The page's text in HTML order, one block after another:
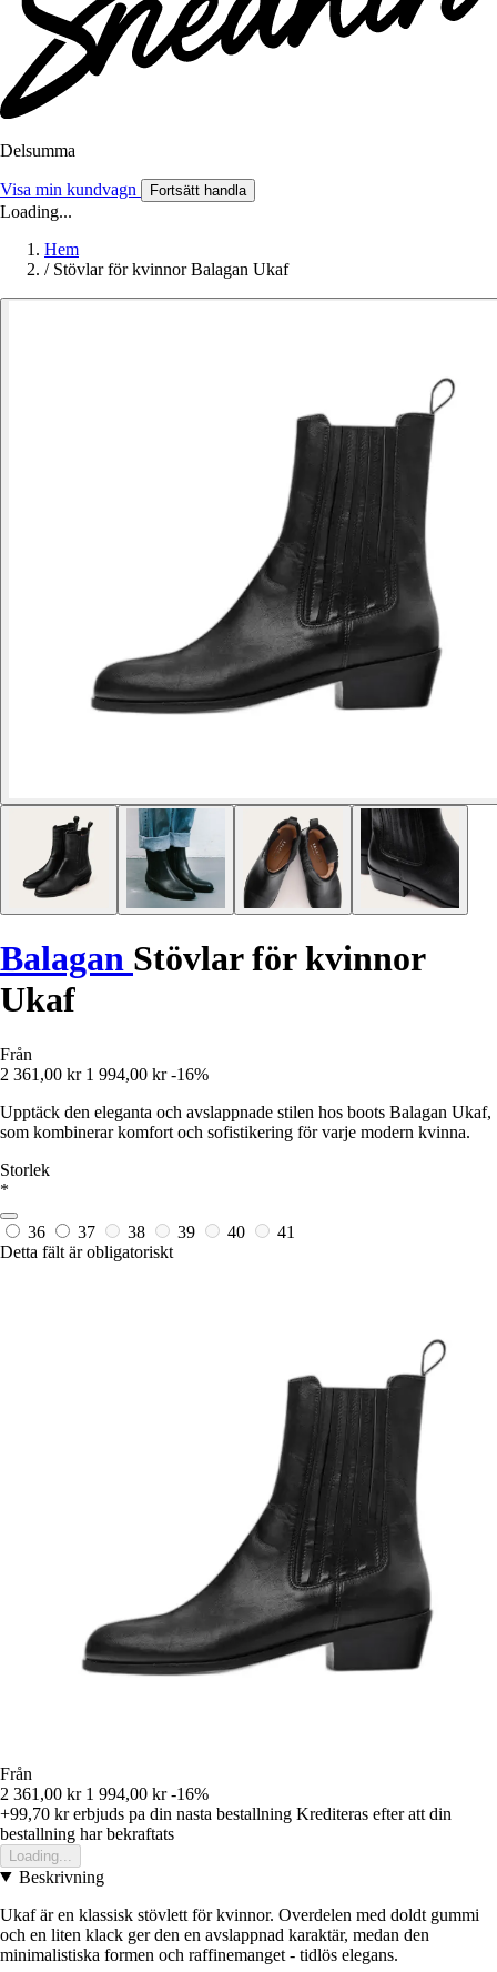
Delsumma
Visa min kundvagn Fortsätt handla
Loading...
Hem
/ Stövlar för kvinnor Balagan Ukaf
Balagan Stövlar för kvinnor
Ukaf
Från
2 361,00 kr 1 994,00 kr -16%
Upptäck den eleganta och avslappnade stilen hos boots Balagan Ukaf,
som kombinerar komfort och sofistikering för varje modern kvinna.
Storlek
*
36 37 38 39 40
41
Detta fält är obligatoriskt
Från
2 361,00 kr 1 994,00 kr -16%
+99,70 krerbjuds pa din nasta bestallning Krediteras efter att din
bestallning har bekraftats
Loading...
Beskrivning
Ukaf är en klassisk stövlett för kvinnor. Overdelen med doldt gummi
och en liten klack ger den en avslappnad karaktär, medan den
minimalistiska formen och raffinemanget - tidlös elegans.